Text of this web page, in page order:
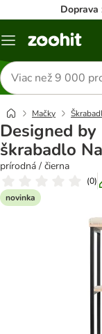
Kategórie
Hľadať
produkty
Mačky
Designed
škrabadlo
prírodná / čierna
(0)
novinka